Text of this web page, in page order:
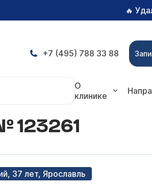
🔥
+7 (495) 788 33 88
О
клинике
123261
37 лет, Ярославль